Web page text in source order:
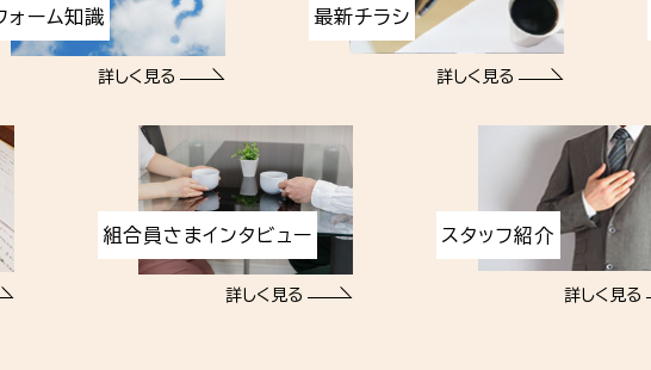
ォーム知識
詳しく見る
最新チラシ
詳しく見る
組合員さまインタビュー
詳しく見る
スタッフ紹介
詳しく見る